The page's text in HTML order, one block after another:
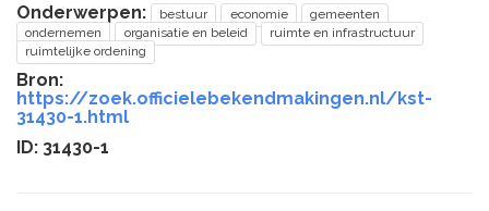
Onderwerpen:
bestuur economie
gemeenten
ondernemen
organisatie en beleid
ruimte en infrastructuur
ruimtelijke ordening
Bron:
https://zoek.officielebekendmakingen.nl/kst-
31430-1.html
ID: 31430-1